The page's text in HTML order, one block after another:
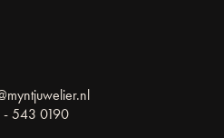
543 0190